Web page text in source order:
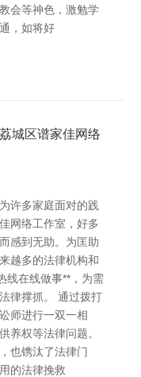
会等神色，激勉学
，如将好
城区谱家佳网络
许多家庭面对的践
网络工作室，好多
感到无助。为匡助
越多的法律机构和
线在线做事**，为需
律撑抓。 通过拨打
师进行一双一相
养权等法律问题。
也镌汰了法律门
的法律挽救